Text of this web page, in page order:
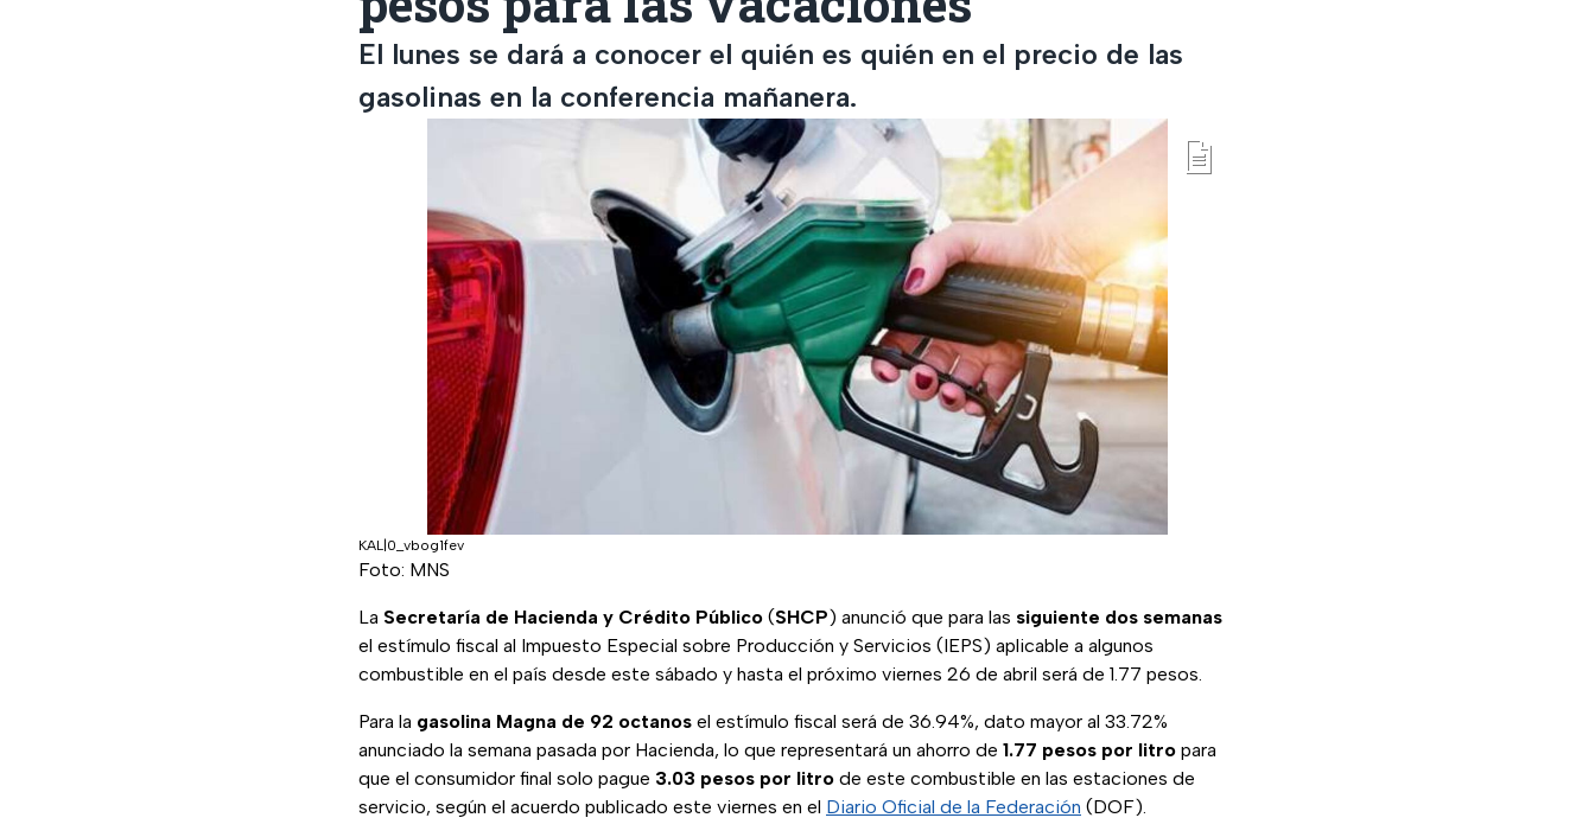
El lunes se dará a conocer el quién es quién en el precio de las
gasolinas en la conferencia mañanera.
KAL|0_vbog1fev
Foto: MNS
La Secretaría de Hacienda y Crédito Público (SHCP) anunció que para las siguiente dos semanas
el estímulo fiscal al Impuesto Especial sobre Producción y Servicios (IEPS) aplicable a algunos
combustible en el país desde este sábado y hasta el próximo viernes 26 de abril será de 1.77 pesos.
Para la gasolina Magna de 92 octanos el estímulo fiscal será de 36.94%, dato mayor al 33.72%
anunciado la semana pasada por Hacienda, lo que representará un ahorro de 1.77 pesos por litro para
que el consumidor final solo pague 3.03 pesos por litro de este combustible en las estaciones de
servicio, según el acuerdo publicado este viernes en el Diario Oficial de la Federación (DOF).